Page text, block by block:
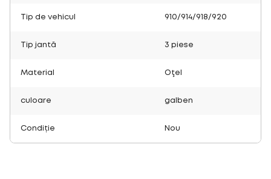
Tip de vehicul 910/914/918/920
Tip jantă 3 piese
Material Oţel
culoare galben
Condiție Nou